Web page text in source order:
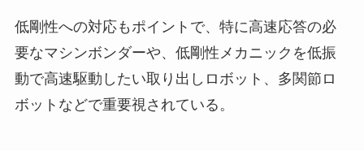
低剛性への対応もポイントで、特に高速応答の必
要なマシンボンダーや、低剛性メカニックを低振
動で高速駆動したい取り出しロボット、多関節ロ
ボットなどで重要視されている。